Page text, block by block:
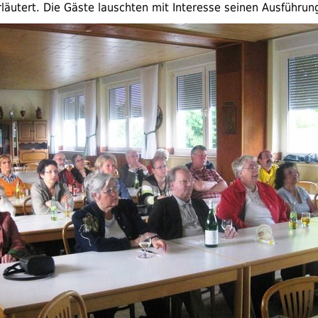
Die Gäste lauschten mit Interesse seinen